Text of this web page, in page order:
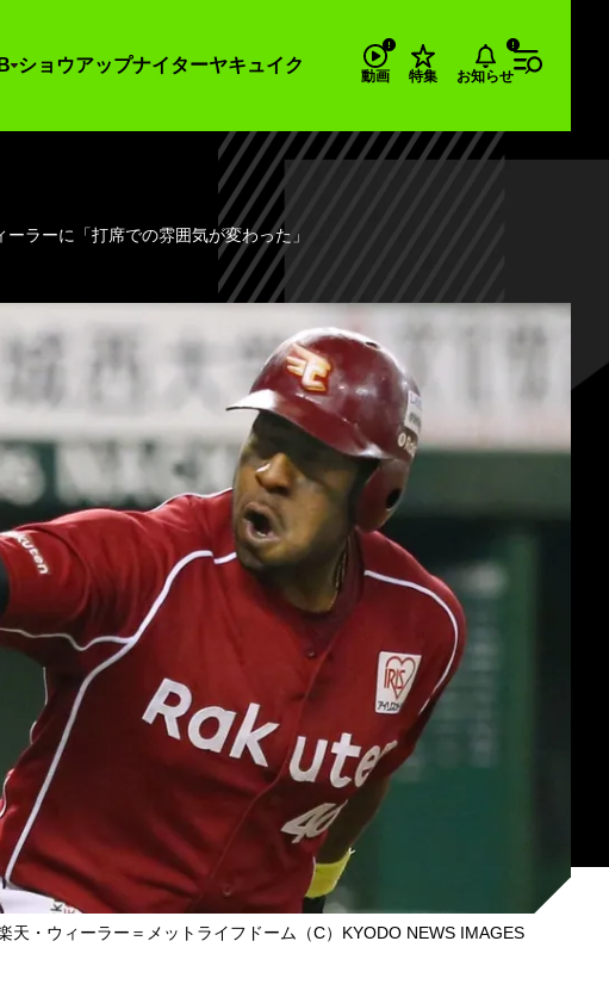
ショウアップナイターヤキュイク
動画 特集 お知らせ
ラーに「打席での雰囲気が変わった」
天・ウィーラー＝メットライフドーム（C）KYODO NEWS IMAGES